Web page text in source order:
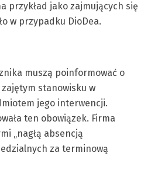
przykład jako zajmujących się
w przypadku DioDea.
muszą poinformować o
stanowisku w
jego interwencji.
ten obowiązek. Firma
„nagłą absencją
za terminową